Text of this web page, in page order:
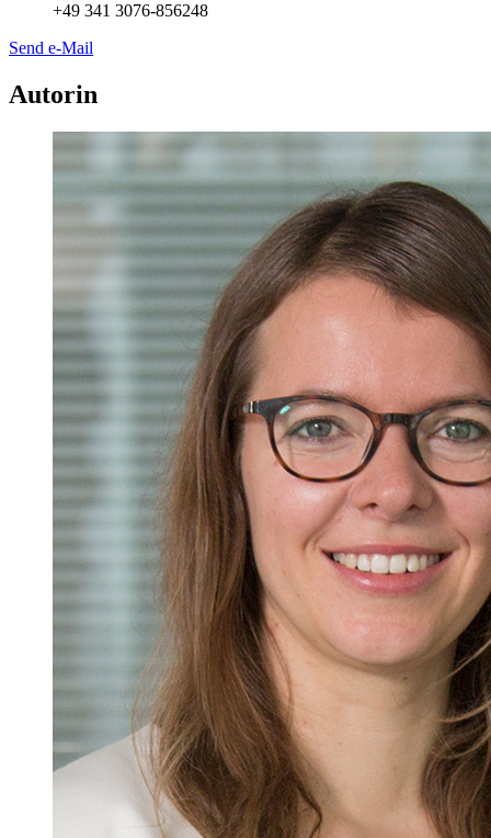
+49 341 3076-856248
Send e-Mail
Autorin